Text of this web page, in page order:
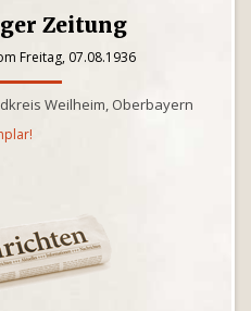
Zeitung
Freitag, 07.08.1936
Weilheim, Oberbayern